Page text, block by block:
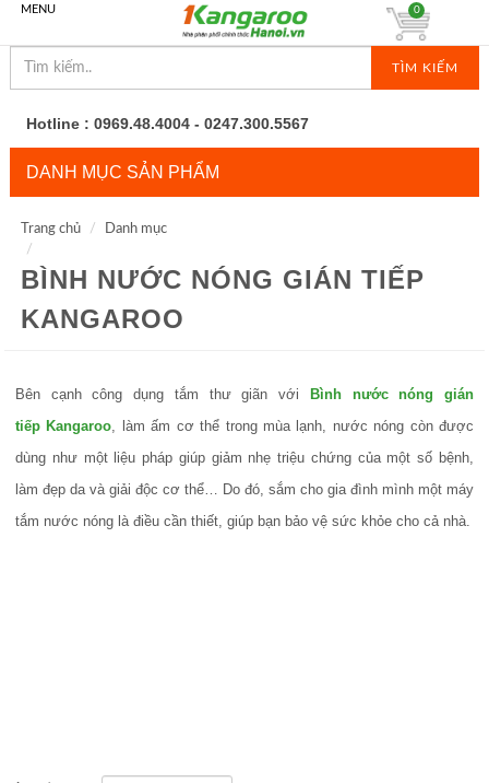
MENU
TÌM KIẾM
0
Hotline : 0969.48.4004 - 0247.300.5567
DANH MỤC SẢN PHẨM
Trang chủ Danh mục
BÌNH NƯỚC NÓNG GIÁN TIẾP
KANGAROO
Bên cạnh công dụng tắm thư giãn với
Bình nước nóng gián
tiếp Kangaroo, làm ấm cơ thể trong mùa lạnh, nước nóng còn được
dùng như một liệu pháp giúp giảm nhẹ triệu chứng của một số bệnh,
làm đẹp da và giải độc cơ thể… Do đó, sắm cho gia đình mình một máy
tắm nước nóng là điều cần thiết, giúp bạn bảo vệ sức khỏe cho cả nhà.